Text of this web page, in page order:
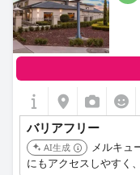
バリアフリー
AI生成
メルキュ
にもアクセスしやすく